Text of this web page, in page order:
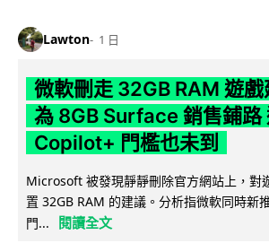
Lawton 1 日
微軟刪走 32GB RAM 遊戲
為 8GB Surface 銷售鋪路
Copilot+ 門檻也未到
Microsoft 被發現靜靜刪除官方網站上，對
置 32GB RAM 的建議。分析指微軟同時新
門...
閱讀全文